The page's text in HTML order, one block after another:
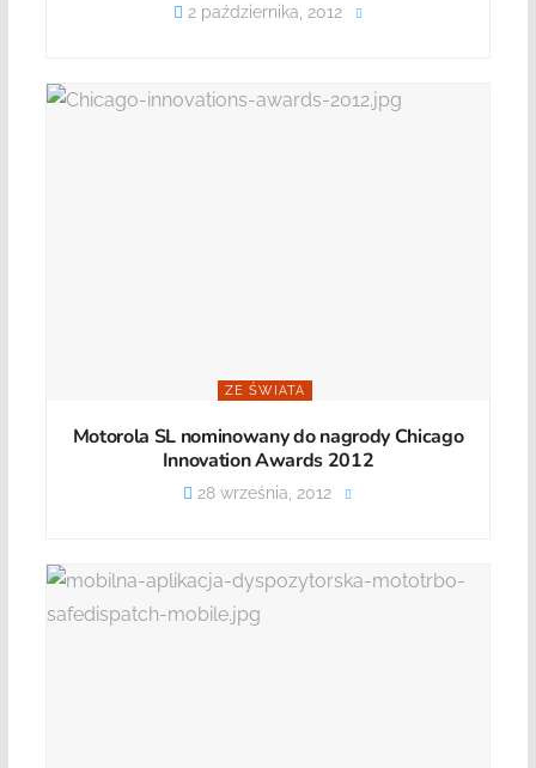
2 października, 2012
ZE ŚWIATA
Motorola SL nominowany do nagrody Chicago
Innovation Awards 2012
28 września, 2012